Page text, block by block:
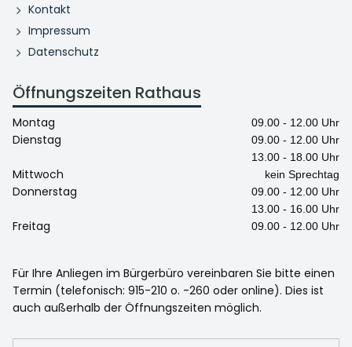
Kontakt
Impressum
Datenschutz
Öffnungszeiten Rathaus
Montag 09.00 - 12.00 Uhr
Dienstag
09.00 - 12.00 Uhr
13.00 - 18.00 Uhr
Mittwoch kein Sprechtag
Donnerstag
09.00 - 12.00 Uhr
13.00 - 16.00 Uhr
Freitag 09.00 - 12.00 Uhr
Für Ihre Anliegen im Bürgerbüro vereinbaren Sie bitte einen
Termin (telefonisch: 915-210 o. -260 oder online). Dies ist
auch außerhalb der Öffnungszeiten möglich.